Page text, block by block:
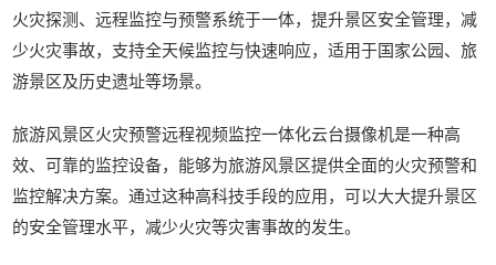
火灾探测、远程监控与预警系统于一体，提升景区安全管理，减
少火灾事故，支持全天候监控与快速响应，适用于国家公园、旅
游景区及历史遗址等场景。
旅游风景区火灾预警远程视频监控一体化云台摄像机是一种高
效、可靠的监控设备，能够为旅游风景区提供全面的火灾预警和
监控解决方案。通过这种高科技手段的应用，可以大大提升景区
的安全管理水平，减少火灾等灾害事故的发生。